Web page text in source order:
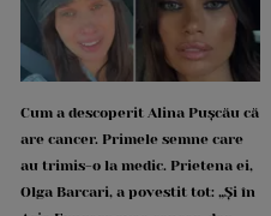
Cum a descoperit Alina Pușcău că
are cancer. Primele semne care
au trimis-o la medic. Prietena ei,
Olga Barcari, a povestit tot: „Și în